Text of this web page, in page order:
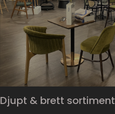
Djupt & brett sortiment